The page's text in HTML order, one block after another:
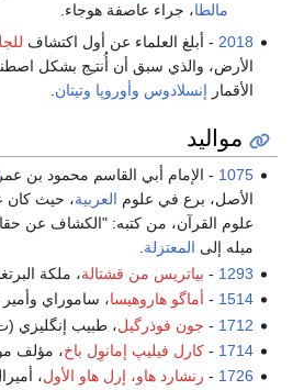
مالطا، جراء عاصفة هوجاء.
2018 - أبلغ العلماء عن أول اكتشاف
الأرض، والذي سبق أن أُنتـِج بشكل
الأقمار إنسلادوس وأوروپا وتيتان
مواليد
1075 - الإمام أبي القاسم محمود بن عمر
الأصل، برع في علوم العربية، حيث كان
علوم القرآن، من كتبه: "الكشاف عن
ميله إلى المعتزلة.
1293
- بياتريس من قشتالة، ملكة
1514
- أماگو هاروهيسا، ساموراي وأمير
1712
- جون فوذرگيل، طبيب إنگليزي (ت.
1714
-كارل فيليپ إمانوِل باخ، مؤلف
1726
- رنشارد هاو، إرل هاو الأول،